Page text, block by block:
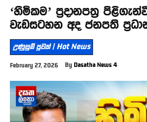
‘හිමිකම’ ප්‍රදානපත්‍ර
වැඩසටහන අද ජනපති
උණුසුම් පුවත් | Hot News
February 27, 2026 By Dasatha News 4